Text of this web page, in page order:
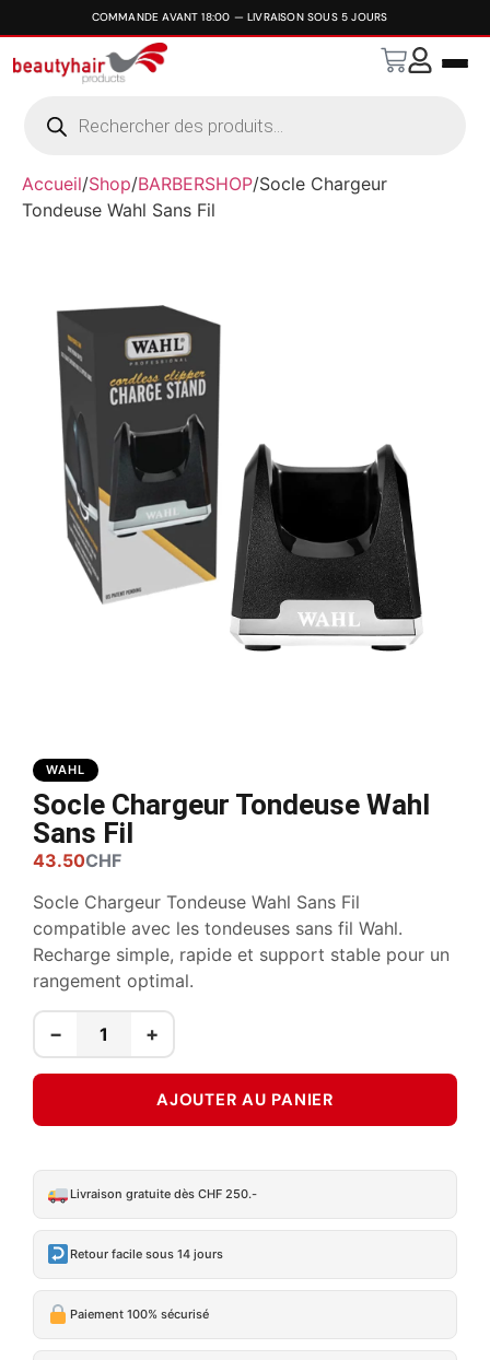
Accueil/Shop/BARBERSHOP/Socle Chargeur
Tondeuse Wahl Sans Fil
WAHL
Socle Chargeur Tondeuse Wahl
Sans Fil
43.50CHF
Socle Chargeur Tondeuse Wahl Sans Fil
compatible avec les tondeuses sans fil Wahl.
Recharge simple, rapide et support stable pour un
rangement optimal.
− +
AJOUTER AU PANIER
Livraison gratuite dès CHF 250.-
Retour facile sous 14 jours
Paiement 100% sécurisé